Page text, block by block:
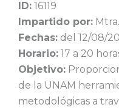
ID: 16119
Impartido por:
Fechas: del 12/08/
Horario: 17 a 20
Objetivo:
de la UNAM
metodológicas a